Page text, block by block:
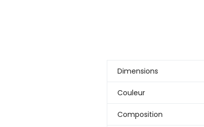
Dimensions
Couleur
Composition